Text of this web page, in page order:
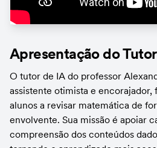
Apresentação do Tutor
O tutor de IA do professor
assistente otimista e encorajador,
alunos a revisar matemática de
envolvente. Sua missão é apoiar
compreensão dos conteúdos